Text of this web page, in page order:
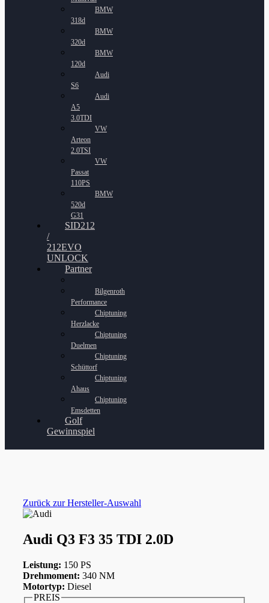
BMW
318d
BMW
320d
BMW
120d
Audi
S6
Audi
A5
3.0TDI
VW
Arteon
2.0TSI
VW
Passat
110PS
BMW
520d
G31
SID212
/
212EVO
UNLOCK
Partner
Bilgenroth
Performance
Chiptuning
Herzlacke
Chiptuning
Duelmen
Chiptuning
Schüttorf
Chiptuning
Ahaus
Chiptuning
Emsdetten
Golf
Gewinnspiel
Zurück zur Hersteller-Auswahl
Audi Q3 F3 35 TDI 2.0D
Leistung: 150 PS
Drehmoment: 340 NM
Motortyp: Diesel
PREIS